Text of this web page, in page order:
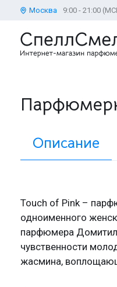
Москва 9:00 - 21:00
Описание
Touch of Pink –
одноименного
парфюмера
чувственности
жасмина,